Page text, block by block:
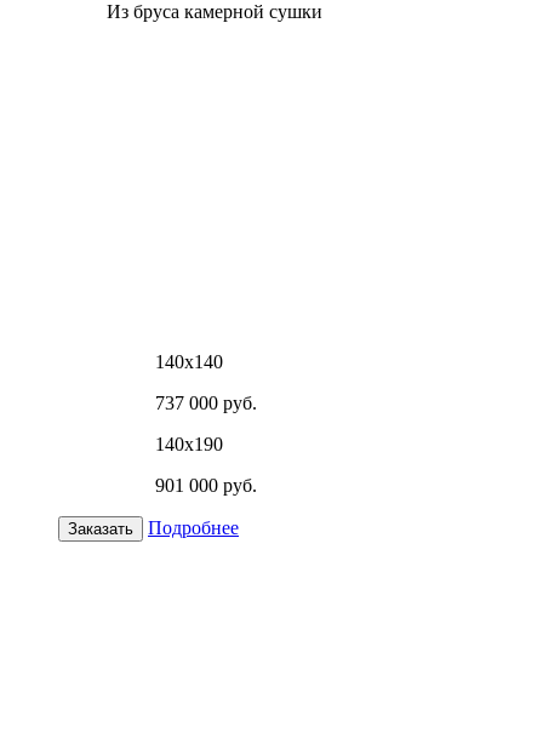
Из бруса камерной сушки
140х140
737 000 руб.
140х190
901 000 руб.
Заказать Подробнее